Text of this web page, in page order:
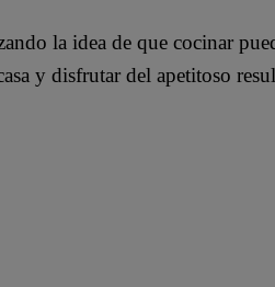
la idea de que cocinar
y disfrutar del apetitoso